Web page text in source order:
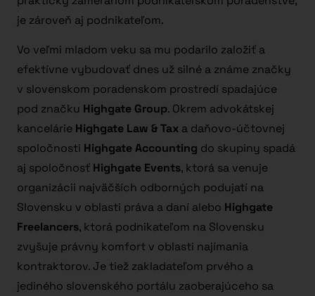
je zároveň aj podnikateľom.
Vo veľmi mladom veku sa mu podarilo založiť a
efektívne vybudovať dnes už silné a známe značky
v slovenskom poradenskom prostredí spadajúce
pod značku Highgate Group. Okrem advokátskej
kancelárie Highgate Law & Tax a daňovo-účtovnej
spoločnosti Highgate Accounting do skupiny spadá
aj spoločnosť Highgate Events, ktorá sa venuje
organizácii najväčších odborných podujatí na
Slovensku v oblasti práva a daní alebo Highgate
Freelancers, ktorá podnikateľom na Slovensku
zvyšuje právny komfort v oblasti najímania
kontraktorov. Je tiež zakladateľom prvého a
jediného slovenského portálu zaoberajúceho sa